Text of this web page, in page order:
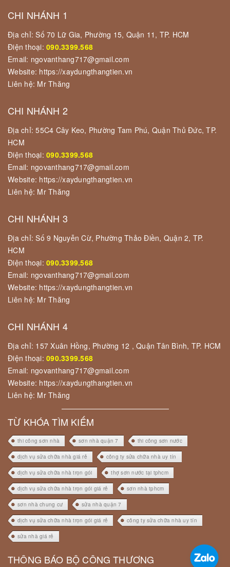
CHI NHÁNH 1
Địa chỉ: Số 70 Lữ Gia, Phường 15, Quận 11, TP. HCM
Điện thoại: 090.3399.568
Email: ngovanthang717@gmail.com
Website: https://xaydungthangtien.vn
Liên hệ: Mr Thăng
CHI NHÁNH 2
Địa chỉ: 55C4 Cây Keo, Phường Tam Phú, Quận Thủ Đức, TP.
HCM
Điện thoại: 090.3399.568
Email: ngovanthang717@gmail.com
Website: https://xaydungthangtien.vn
Liên hệ: Mr Thăng
CHI NHÁNH 3
Địa chỉ: Số 9 Nguyễn Cừ, Phường Thảo Điền, Quận 2, TP.
HCM
Điện thoại: 090.3399.568
Email: ngovanthang717@gmail.com
Website: https://xaydungthangtien.vn
Liên hệ: Mr Thăng
CHI NHÁNH 4
Địa chỉ: 157 Xuân Hồng, Phường 12 , Quận Tân Bình, TP. HCM
Điện thoại: 090.3399.568
Email: ngovanthang717@gmail.com
Website: https://xaydungthangtien.vn
Liên hệ: Mr Thăng
TỪ KHÓA TÌM KIẾM
thi công sơn nhà sơn nhà quận 7 thi công sơn nước
dịch vụ sửa chữa nhà giá rẻ công ty sửa chữa nhà uy tín
dịch vụ sửa chữa nhà trọn gói thợ sơn nước tại tphcm
dịch vụ sửa chữa nhà trọn gói giá rẻ sơn nhà tphcm
sơn nhà chung cư sửa nhà quận 7
dịch vụ sửa chữa nhà trọn gói giá rẻ công ty sửa chữa nhà uy tín
sửa nhà giá rẻ
THÔNG BÁO BỘ CÔNG THƯƠNG